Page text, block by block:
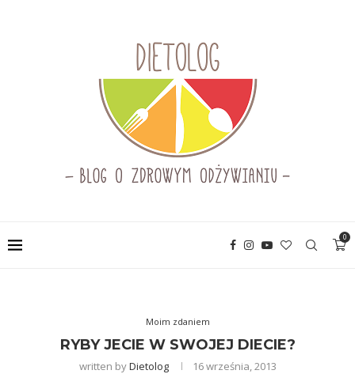
0
Moim zdaniem
RYBY JECIE W SWOJEJ DIECIE?
written byDietolog 16 września, 2013